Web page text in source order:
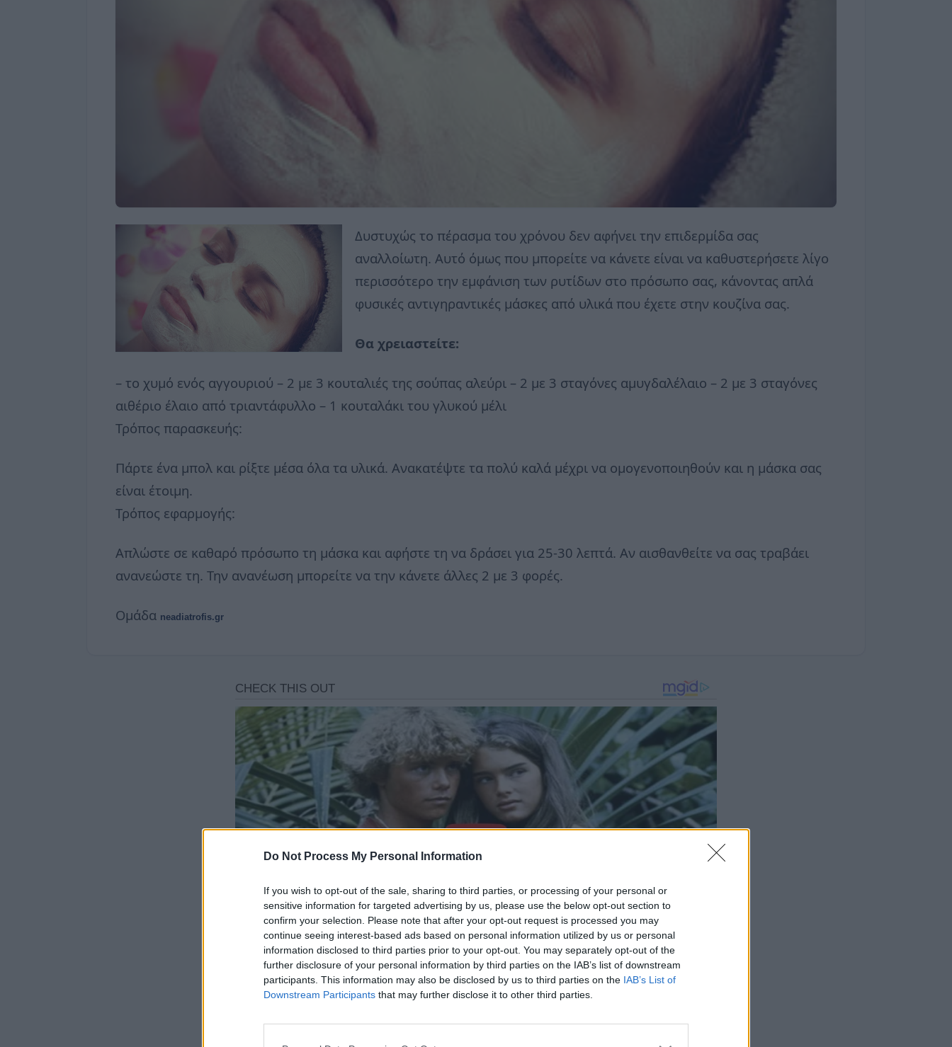
Do Not Process My Personal Information
If you wish to opt-out of the sale, sharing to third parties, or processing of your personal or
sensitive information for targeted advertising by us, please use the below opt-out section to
confirm your selection. Please note that after your opt-out request is processed you may
continue seeing interest-based ads based on personal information utilized by us or personal
information disclosed to third parties prior to your opt-out. You may separately opt-out of the
further disclosure of your personal information by third parties on the IAB’s list of downstream
participants. This information may also be disclosed by us to third parties on the IAB’s List of
Downstream Participants that may further disclose it to other third parties.
Δυστυχώς το πέρασμα του χρόνου δεν αφήνει την επιδερμίδα σας
αναλλοίωτη. Αυτό όμως που μπορείτε να κάνετε είναι να καθυστερήσετε λίγο
περισσότερο την εμφάνιση των ρυτίδων στο πρόσωπο σας, κάνοντας απλά
φυσικές αντιγηραντικές μάσκες από υλικά που έχετε στην κουζίνα σας.
Θα χρειαστείτε:
– το χυμό ενός αγγουριού – 2 με 3 κουταλιές της σούπας αλεύρι – 2 με 3 σταγόνες αμυγδαλέλαιο – 2 με 3 σταγόνες
αιθέριο έλαιο από τριαντάφυλλο – 1 κουταλάκι του γλυκού μέλι
Τρόπος παρασκευής:
Πάρτε ένα μπολ και ρίξτε μέσα όλα τα υλικά. Ανακατέψτε τα πολύ καλά μέχρι να ομογενοποιηθούν και η μάσκα σας
είναι έτοιμη.
Τρόπος εφαρμογής:
Απλώστε σε καθαρό πρόσωπο τη μάσκα και αφήστε τη να δράσει για 25-30 λεπτά. Αν αισθανθείτε να σας τραβάει
ανανεώστε τη. Την ανανέωση μπορείτε να την κάνετε άλλες 2 με 3 φορές.
Ομάδα neadiatrofis.gr